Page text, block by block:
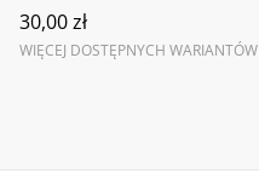
30,00 zł
WIĘCEJ DOSTĘPNYCH WARIANTÓW